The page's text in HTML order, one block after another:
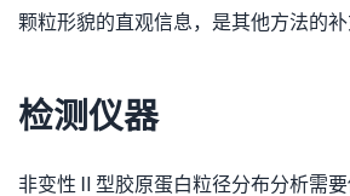
颗粒形貌的直观信息，是其他方法的补
检测仪器
非变性Ⅱ型胶原蛋白粒径分布分析需